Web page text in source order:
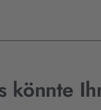
könnte